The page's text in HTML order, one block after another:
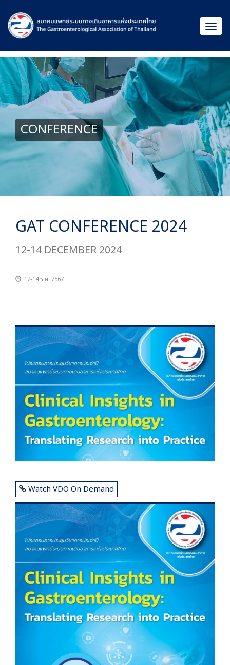
CONFERENCE
GAT CONFERENCE 2024
12-14 DECEMBER 2024
12-14 ธ.ค. 2567
Watch VDO On Demand